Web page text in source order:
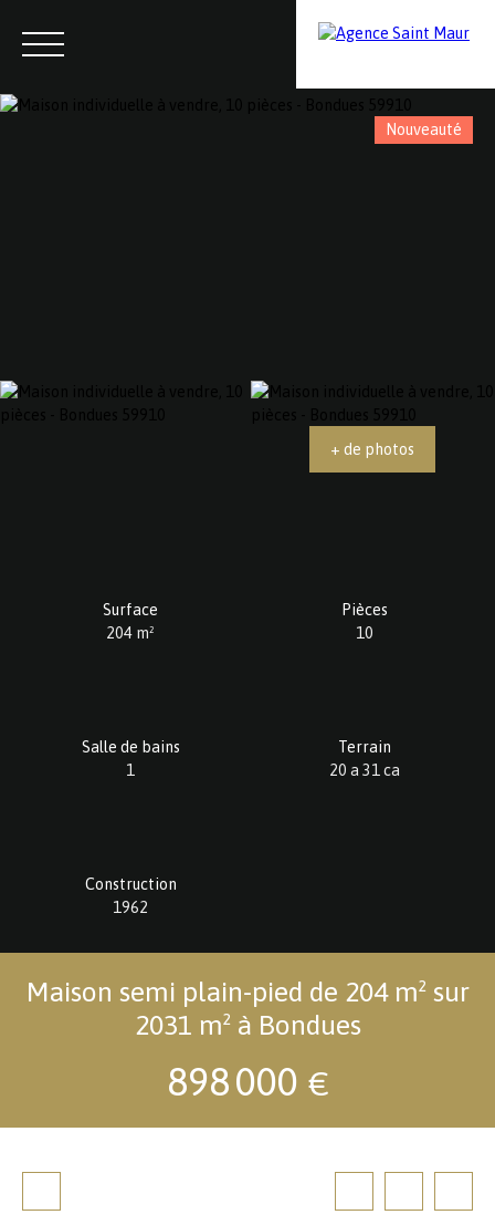
Nouveauté
+ de photos
Surface
204 m²
Pièces
10
Salle de bains
1
Terrain
20 a 31 ca
Construction
1962
Maison semi plain-pied de 204 m² sur
2031 m² à Bondues
898 000 €